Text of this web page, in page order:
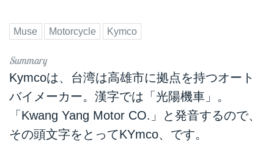
Muse Motorcycle Kymco
Kymcoは、台湾は高雄市に拠点を持つオート
バイメーカー。漢字では「光陽機車」。
「Kwang Yang Motor CO.」と発音するので、
その頭文字をとってKYmco、です。